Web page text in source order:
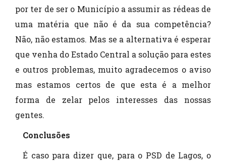
por ter de ser o Município a assumir as rédeas de
uma matéria que não é da sua competência?
Não, não estamos. Mas se a alternativa é esperar
que venha do Estado Central a solução para estes
e outros problemas, muito agradecemos o aviso
mas estamos certos de que esta é a melhor
forma de zelar pelos interesses das nossas
gentes.
Conclusões
É caso para dizer que, para o PSD de Lagos, o